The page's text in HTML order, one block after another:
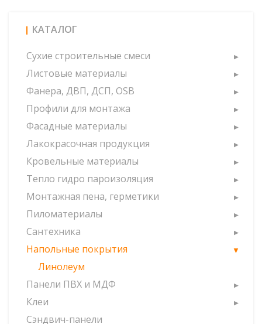
КАТАЛОГ
Сухие строительные смеси
Листовые материалы
Фанера, ДВП, ДСП, OSB
Профили для монтажа
Фасадные материалы
Лакокрасочная продукция
Кровельные материалы
Тепло гидро пароизоляция
Монтажная пена, герметики
Пиломатериалы
Сантехника
Напольные покрытия
Линолеум
Панели ПВХ и МДФ
Клеи
Сэндвич-панели